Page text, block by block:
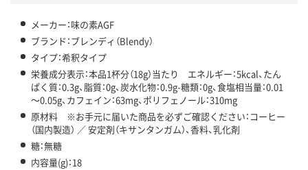
メーカー：味の素AGF
ブランド：ブレンディ（Blendy）
タイプ：希釈タイプ
栄養成分表示：本品1杯分（18g）当たり エネルギー：5kcal、たん
ぱく質：0.3g、脂質：0g、炭水化物：0.9g-糖類：0g、食塩相当量：0.01
～0.05g、カフェイン：63mg、ポリフェノール：310mg
原材料 ※お手元に届いた商品を必ずご確認ください：コーヒー
（国内製造） ／ 安定剤（キサンタンガム）、香料、乳化剤
糖：無糖
内容量(g)：18